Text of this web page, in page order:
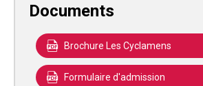
Documents
Brochure Les Cyclamens
Formulaire d'admission